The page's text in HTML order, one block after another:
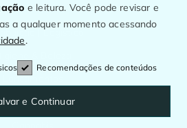
Medicamentos
| Logística
Lançamentos
Inovação
e leitura. Você pode revisar e
a qualquer momento acessando
.
Recomendações de conteúdos
e Continuar